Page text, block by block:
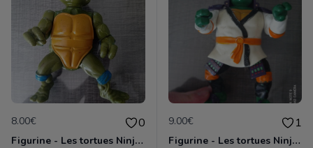
8.00€ 0
Figurine - Les tortues Ninja - Leonardo
9.00€ 1
Figurine - Les tortues Ninja - Michelangelo